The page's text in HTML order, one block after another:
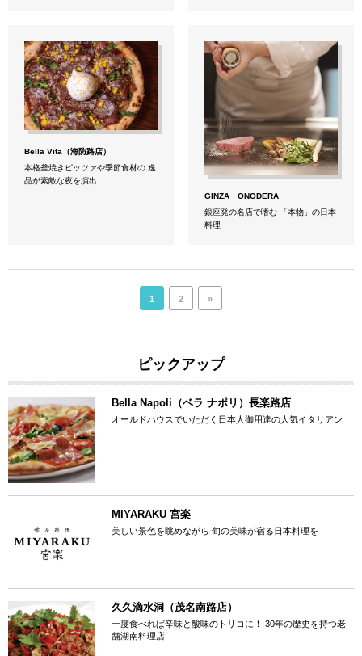
Bella Vita（海防路店）
本格釜焼きピッツァや季節食材の 逸
品が素敵な夜を演出
GINZA ONODERA
銀座発の名店で嗜む 「本物」の日本
料理
1 2 »
ピックアップ
Bella Napoli（ベラ ナポリ）長楽路店
オールドハウスでいただく日本人御用達の人気イタリアン
MIYARAKU 宮楽
美しい景色を眺めながら 旬の美味が宿る日本料理を
久久滴水洞（茂名南路店）
一度食べれば辛味と酸味のトリコに！ 30年の歴史を持つ老
舗湖南料理店